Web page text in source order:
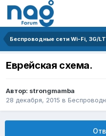
Беспроводные сети Wi-Fi, 3G/
Еврейская схема.
Автор: strongmamba
28 декабря, 2015 в